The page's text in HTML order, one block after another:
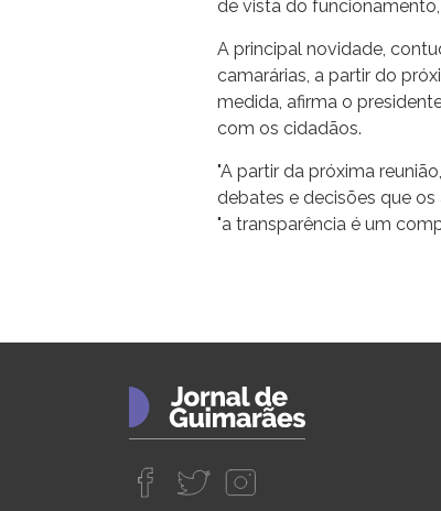
de vista do funcionamento,
A principal novidade,
camarárias, a partir do
medida, afirma o
com os cidadãos.
"A partir da próxima
debates e decisões que
"a transparência é um